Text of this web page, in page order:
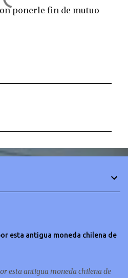
ponerle fin de mutuo
esta antigua moneda chilena de
esta antigua moneda chilena de